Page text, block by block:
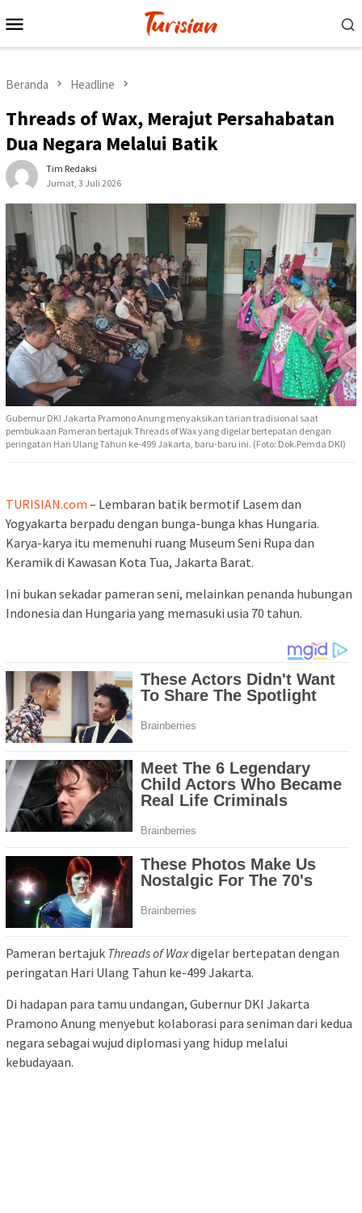
ke
Mobile
Beranda Headline
Threads of Wax, Merajut Persahabatan
Dua Negara Melalui Batik
Tim Redaksi
Jumat, 3 Juli 2026
Gubernur DKI Jakarta Pramono Anung menyaksikan tarian tradisional saat
pembukaan Pameran bertajuk Threads of Wax yang digelar bertepatan dengan
peringatan Hari Ulang Tahun ke-499 Jakarta, baru-baru ini. (Foto: Dok.Pemda DKI)
TURISIAN.com – Lembaran batik bermotif Lasem dan
Yogyakarta berpadu dengan bunga-bunga khas Hungaria.
Karya-karya itu memenuhi ruang Museum Seni Rupa dan
Keramik di Kawasan Kota Tua, Jakarta Barat.
Ini bukan sekadar pameran seni, melainkan penanda hubungan
Indonesia dan Hungaria yang memasuki usia 70 tahun.
Pameran bertajuk Threads of Waxdigelar bertepatan dengan
peringatan Hari Ulang Tahun ke-499 Jakarta.
Di hadapan para tamu undangan, Gubernur DKI Jakarta
Pramono Anung menyebut kolaborasi para seniman dari kedua
negara sebagai wujud diplomasi yang hidup melalui
kebudayaan.